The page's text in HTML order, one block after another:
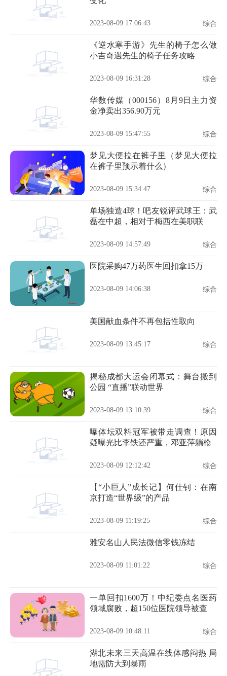
2023-08-09 17:06:43 综合
《逆水寒手游》先生的椅子怎么做
小吉奇遇先生的椅子任务攻略
2023-08-09 16:31:28 综合
华数传媒（000156）8月9日主力资
金净卖出356.90万元
2023-08-09 15:47:55 综合
梦见大便拉在裤子里（梦见大便拉
在裤子里预示着什么）
2023-08-09 15:34:47 综合
单场独造4球！吧友锐评武球王：武
磊在中超，相对于梅西在美职联
2023-08-09 14:57:49 综合
医院采购47万药医生回扣拿15万
2023-08-09 14:06:38 综合
美国献血条件不再包括性取向
2023-08-09 13:45:17 综合
揭秘成都大运会闭幕式：舞台搬到
公园 “直播”联动世界
2023-08-09 13:10:39 综合
曝体坛双料冠军被带走调查！原因
疑曝光比李铁还严重，邓亚萍躺枪
2023-08-09 12:12:42 综合
【“小巨人”成长记】何仕钊：在南
京打造“世界级”的产品
2023-08-09 11:19:25 综合
雅安名山人民法微信零钱冻结
2023-08-09 11:01:22 综合
一单回扣1600万！中纪委点名医药
领域腐败，超150位医院领导被查
2023-08-09 10:48:11 综合
湖北未来三天高温在线体感闷热 局
地需防大到暴雨